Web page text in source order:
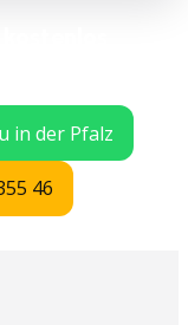
in der Pfalz
46